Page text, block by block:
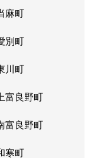
麻町
別町
川町
富良野町
富良野町
寒町